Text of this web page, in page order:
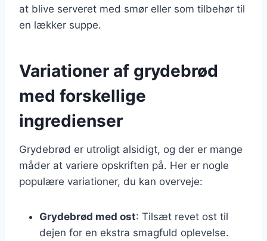
at blive serveret med smør eller som tilbehør til
en lækker suppe.
Variationer af grydebrød
med forskellige
ingredienser
Grydebrød er utroligt alsidigt, og der er mange
måder at variere opskriften på. Her er nogle
populære variationer, du kan overveje:
Grydebrød med ost: Tilsæt revet ost til
dejen for en ekstra smagfuld oplevelse.